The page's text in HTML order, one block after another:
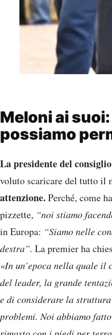
Meloni ai
possiamo
La presidente del
voluto scaricare del tutto il
attenzione. Perché, come
pizzette, “noi stiamo
in Europa: “Siamo nelle
destra”. La premier ha
«In un’epoca nella quale il
del leader, la grande
e di considerare la
problemi. Noi abbiamo